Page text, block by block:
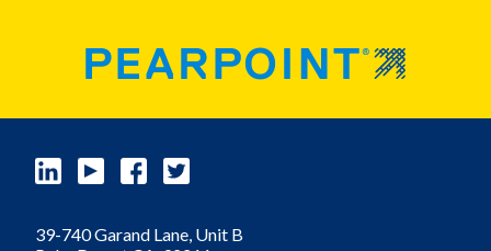
39-740 Garand Lane, Unit B